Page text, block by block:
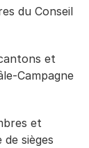
du Conseil
et
Campagne
et
sièges